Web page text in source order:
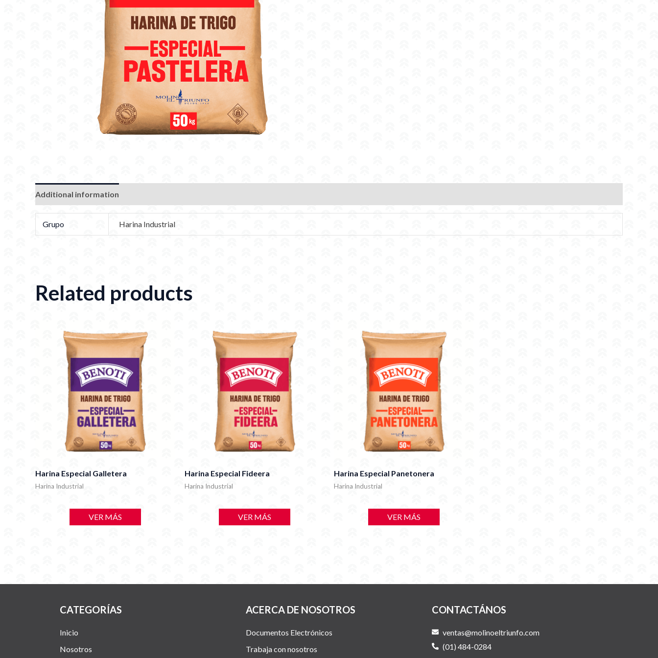
Additional information
Grupo Harina Industrial
Related products
Harina Especial Galletera
Harina Industrial
VER MÁS
Harina Especial Fideera
Harina Industrial
VER MÁS
Harina Especial Panetonera
Harina Industrial
VER MÁS
CATEGORÍAS
Inicio
Nosotros
ACERCA DE NOSOTROS
Documentos Electrónicos
Trabaja con nosotros
CONTACTÁNOS
ventas@molinoeltriunfo.com
(01) 484-0284